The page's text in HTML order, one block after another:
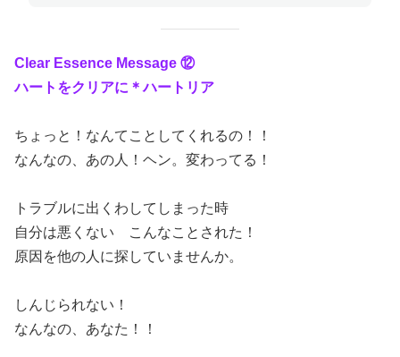
Clear Essence Message ⑫
ハートをクリアに ＊ハートリア
ちょっと！なんてことしてくれるの！！
なんなの、あの人！ヘン。変わってる！
トラブルに出くわしてしまった時
自分は悪くない こんなことされた！
原因を他の人に探していませんか。
しんじられない！
なんなの、あなた！！